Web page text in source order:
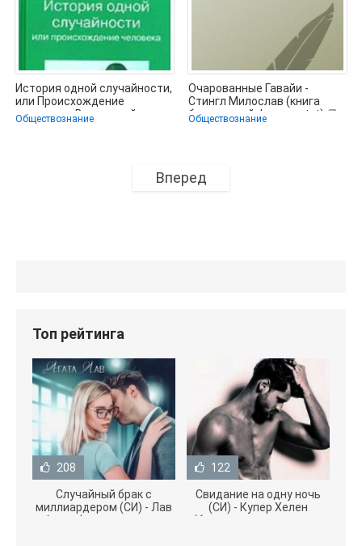
История одной случайности,
или Происхождение
человека - Вишняцкий
Леонид
Обществознание
Очарованные Гавайи -
Стингл Милослав (книга
бесплатный формат .txt) 📗
Обществознание
Вперед
Топ рейтинга
208
Случайный брак с
миллиардером (СИ) - Лав
Агата (полная версия
122
Свидание на одну ночь
(СИ) - Купер Хелен
(бесплатные серии книг